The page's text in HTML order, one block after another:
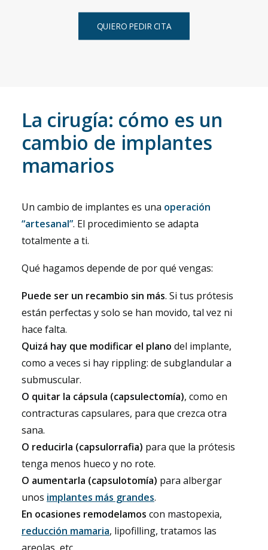
QUIERO PEDIR CITA
La cirugía: cómo es un
cambio de implantes
mamarios
Un cambio de implantes es una operación
“artesanal”. El procedimiento se adapta
totalmente a ti.
Qué hagamos depende de por qué vengas:
Puede ser un recambio sin más. Si tus prótesis
están perfectas y solo se han movido, tal vez ni
hace falta.
Quizá hay que modificar el plano del implante,
como a veces si hay rippling: de subglandular a
submuscular.
O quitar la cápsula (capsulectomía), como en
contracturas capsulares, para que crezca otra
sana.
O reducirla (capsulorrafia) para que la prótesis
tenga menos hueco y no rote.
O aumentarla (capsulotomía) para albergar
unos implantes más grandes.
En ocasiones remodelamos con mastopexia,
reducción mamaria, lipofilling, tratamos las